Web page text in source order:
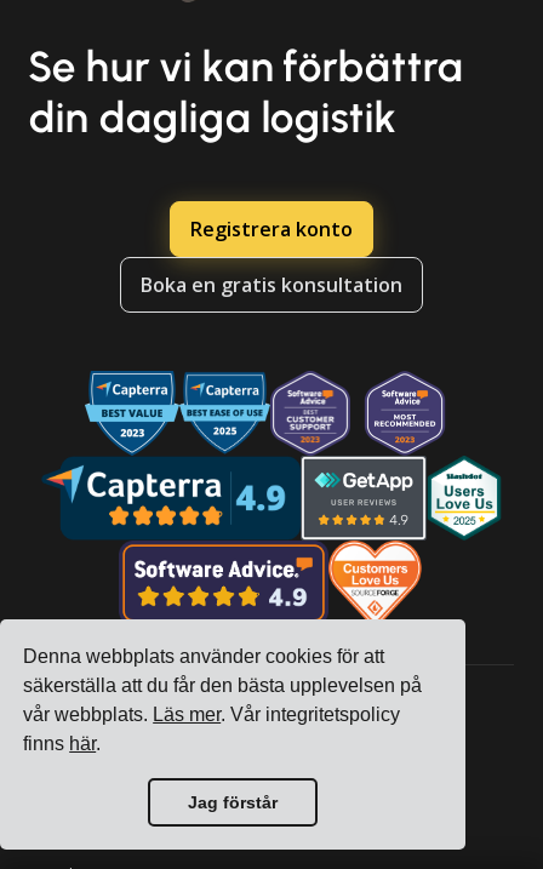
Denna webbplats använder cookies för att
säkerställa att du får den bästa upplevelsen på
vår webbplats. Läs mer. Vår integritetspolicy
finns här.
Jag förstår
Se hur vi kan förbättra
din dagliga logistik
Registrera konto
Boka en gratis konsultation
Företag